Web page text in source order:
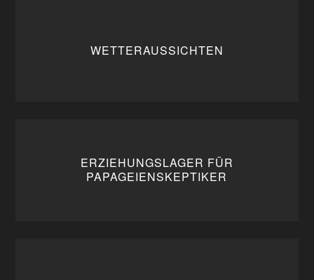
WETTERAUSSICHTEN
ERZIEHUNGSLAGER FÜR
PAPAGEIENSKEPTIKER